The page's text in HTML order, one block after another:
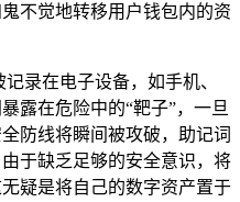
不觉地转移用户钱包内的资
录在电子设备，如手机、
露在危险中的“靶子”，一旦
防线将瞬间被攻破，助记词
于缺乏足够的安全意识，将
疑是将自己的数字资产置于